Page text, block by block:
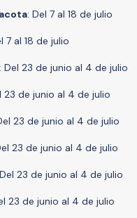
: Del 7 al 18 de julio
7 al 18 de julio
: Del 23 de junio al 4 de julio
23 de junio al 4 de julio
23 de junio al 4 de julio
23 de junio al 4 de julio
23 de junio al 4 de julio
23 de junio al 4 de julio